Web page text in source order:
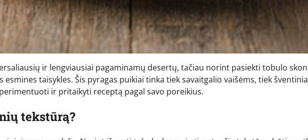
ir lengviausiai pagaminamų desertų, tačiau norint pasiekti tobulo
taisykles. Šis pyragas puikiai tinka tiek savaitgalio vaišėms, tiek
ir pritaikyti receptą pagal savo poreikius.
tekstūrą?